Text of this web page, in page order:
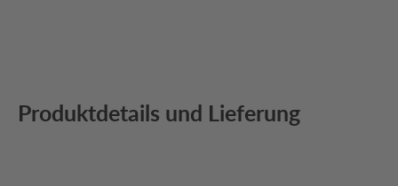
Produktdetails und Lieferung